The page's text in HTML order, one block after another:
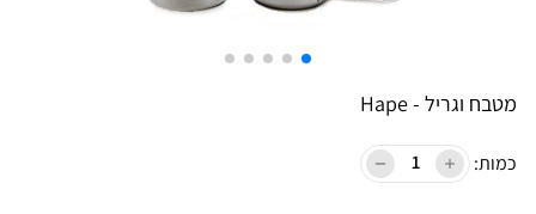
מטבח וגריל - Hape
כמות: